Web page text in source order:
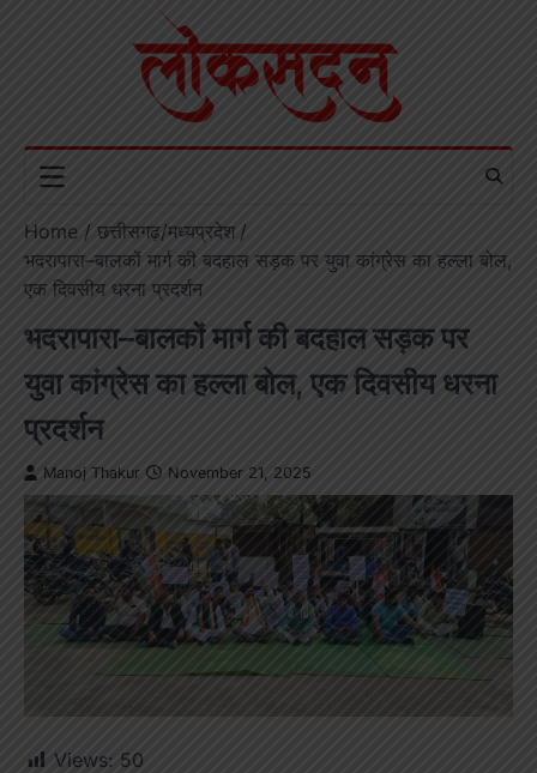
Home
छत्तीसगढ़/मध्यप्रदेश
भदरापारा–बालकों मार्ग की बदहाल सड़क पर युवा कांग्रेस का हल्ला बोल,
एक दिवसीय धरना प्रदर्शन
भदरापारा–बालकों मार्ग की बदहाल सड़क पर
युवा कांग्रेस का हल्ला बोल, एक दिवसीय धरना
प्रदर्शन
Manoj Thakur November 21, 2025
Views: 50